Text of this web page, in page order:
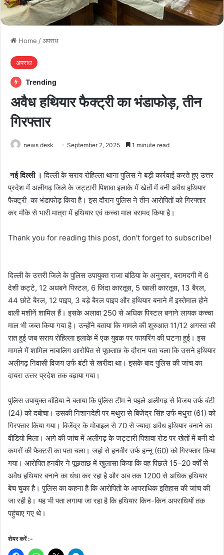
Home /अपराध
अपराध
Trending
अवैध हथियार फैक्ट्री का भंडाफोड़, तीन
गिरफ्तार
news desk September 2, 2025 1 minute read
नई दिल्ली । दिल्ली के सराय रोहिल्ला थाना पुलिस ने बड़ी कार्रवाई करते हुए उत्तर
प्रदेश में अलीगढ़ जिले के जट्टारी पिशावा इलाके में खेतों में बनी अवैध हथियार
फैक्ट्री का भंडाफोड़ किया है। इस दौरान पुलिस ने तीन आरोपितों को गिरफ्तार
कर मौके से भारी मात्रा में हथियार एवं कच्चा माल बरामद किया है।
Thank you for reading this post, don't forget to subscribe!
दिल्ली के उत्तरी जिले के पुलिस उपायुक्त राजा बांठिया के अनुसार, बरामदगी में 6
देशी कट्टे, 12 अधबने पिस्टल, 6 जिंदा कारतूस, 5 खाली कारतूस, 13 बैरल,
44 छोटे बैरल, 12 पाइप, 3 बड़े बैरल पाइप और हथियार बनाने में इस्तेमाल होने
वाली मशीनें शामिल हैं। इसके अलावा 250 से अधिक पिस्टल बनाने लायक कच्चा
माल भी जब्त किया गया है। उन्होंने बताया कि मामले की शुरुआत 11/12 अगस्त की
रात हुई जब सराय रोहिल्ला इलाके में एक युवक पर फायरिंग की घटना हुई। इस
मामले में शामिल नाबालिग आरोपित से पूछताछ के दौरान पता चला कि उसने हथियार
अलीगढ़ निवासी विजय उर्फ बंटी से खरीदा था। इसके बाद पुलिस की जांच का
दायरा उत्तर प्रदेश तक बढ़ाया गया।
पुलिस उपायुक्त बांठिया ने बताया कि पुलिस टीम ने पहले अलीगढ़ से विजय उर्फ बंटी
(24) को दबाेचा। उसकी निशानदेही पर मथुरा से बिजेंद्र सिंह उर्फ मधुरा (61) को
गिरफ्तार किया गया। बिजेंद्र के मोबाइल से 70 से ज्यादा अवैध हथियार बनाने का
वीडियो मिला। आगे की जांच में अलीगढ़ के जट्टारी पिशावा रोड पर खेतों में बनी दो
कमरों की फैक्टरी का पता चला। जहां से हनवीर उर्फ हन्नू (60) को गिरफ्तार किया
गया। आरोपित हनवीर ने पूछताछ में खुलासा किया कि वह पिछले 15–20 वर्षों से
अवैध हथियार बनाने का धंधा कर रहा है और अब तक 1200 से अधिक हथियार
बेच चुका है। पुलिस का कहना है कि आरोपिताें के आपराधिक इतिहास की जांच की
जा रही है। यह भी पता लगाया जा रहा है कि हथियार किन-किन अपराधियों तक
पहुंचाए गए थे।
शेयर करें :-